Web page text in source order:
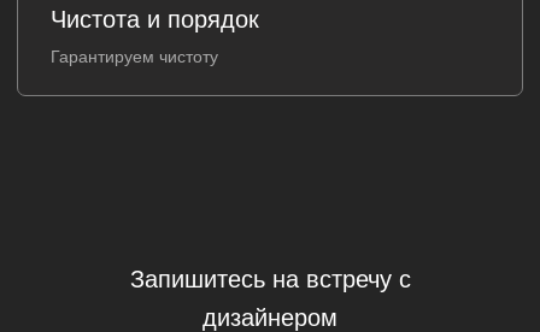
Запишитесь на встречу с
дизайнером